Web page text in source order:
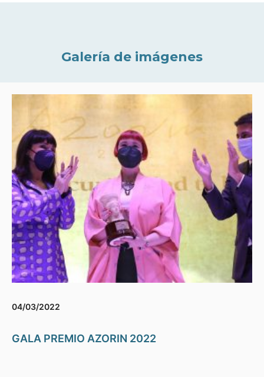
Galería de imágenes
04/03/2022
GALA PREMIO AZORIN 2022